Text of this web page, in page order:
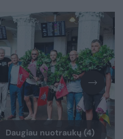
Daugiau nuotraukų (4)